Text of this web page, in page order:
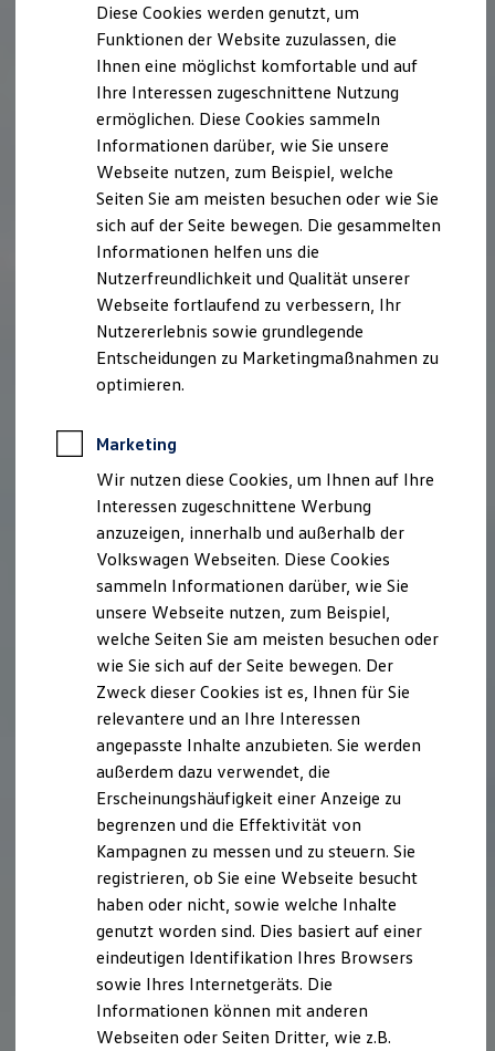
Finanzierung
Für Privatkunden
Für Gewerbekunden
Leasing
Für Privatkunden
Für Gewerbekunden
Versicherungen & Garantien
Garantien
Kfz-Versicherung für Nutzfahrzeuge
Restschuldversicherung
Wartungsverträge
Besitzer & Service
Reparatur & Service
Sommer-Special
Reparatur, Pflege & Inspektion
Servicetermin anfragen
Service-Vorteile bei Volkswagen Nutzfahrzeuge
ServicePlus
Economy Service
Räder & Reifen Service
Notdienst und Pannenhilfe
Software, Konnektivität & Apps
California App
VW Connect für Ihren ID. Buzz
VW Connect für Ihren Transporter/Caravelle
VW Connect für Ihren Amarok
VW Connect für andere Modelle
Connect Pro
Fleet Interface Data
Multistop Pathfinder
Übersicht Software Updates
Digitales Bordbuch
Fahrerassistenz- und Sicherheitssysteme
Kontrollleuchten
Batterieverordnung
XTL-Dieselkraftstoff
Ersatzteile und Betriebsflüssigkeiten
Original Zubehör und Lifestyle Produkte
myVolkswagen
myVolkswagen Business
Elektrisch & Autonom
Elektro - & Hybridfahrzeuge
Unser Ansatz
Klimafreundlicher Strom
Reichweite & Ladelösungen
Reichweitensimulator
Ladezeitensimulator
Ladelösungen für Privatkunden
Ladelösungen für Gewerbekunden
Diese Cookies werden genutzt, um
Funktionen der Website zuzulassen, die
Ihnen eine möglichst komfortable und auf
Ihre Interessen zugeschnittene Nutzung
ermöglichen. Diese Cookies sammeln
Informationen darüber, wie Sie unsere
Webseite nutzen, zum Beispiel, welche
Seiten Sie am meisten besuchen oder wie Sie
sich auf der Seite bewegen. Die gesammelten
Informationen helfen uns die
Nutzerfreundlichkeit und Qualität unserer
Webseite fortlaufend zu verbessern, Ihr
Nutzererlebnis sowie grundlegende
Entscheidungen zu Marketingmaßnahmen zu
optimieren.
Marketing
Wir nutzen diese Cookies, um Ihnen auf Ihre
Interessen zugeschnittene Werbung
anzuzeigen, innerhalb und außerhalb der
Volkswagen Webseiten. Diese Cookies
sammeln Informationen darüber, wie Sie
unsere Webseite nutzen, zum Beispiel,
welche Seiten Sie am meisten besuchen oder
wie Sie sich auf der Seite bewegen. Der
Zweck dieser Cookies ist es, Ihnen für Sie
relevantere und an Ihre Interessen
angepasste Inhalte anzubieten. Sie werden
außerdem dazu verwendet, die
Erscheinungshäufigkeit einer Anzeige zu
begrenzen und die Effektivität von
Kampagnen zu messen und zu steuern. Sie
registrieren, ob Sie eine Webseite besucht
haben oder nicht, sowie welche Inhalte
genutzt worden sind. Dies basiert auf einer
eindeutigen Identifikation Ihres Browsers
sowie Ihres Internetgeräts. Die
Informationen können mit anderen
Webseiten oder Seiten Dritter, wie z.B.